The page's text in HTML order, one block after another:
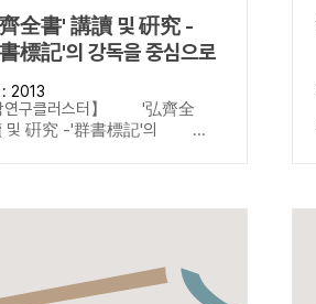
全書' 講讀 및 硏究 -
標記'의 강독을 중심으로
: 2013
학연구클러스터】 '弘齊全
및 硏究 -'群書標記'의 ...